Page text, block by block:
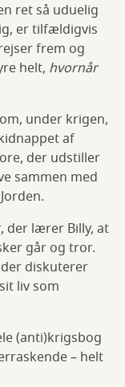
ret så uduelig
er tilfældigvis
frem og
helt, hvornår
under krigen,
af
der udstiller
sammen med
der lærer Billy, at
går og tror.
diskuterer
liv som
(anti)krigsbog
– helt